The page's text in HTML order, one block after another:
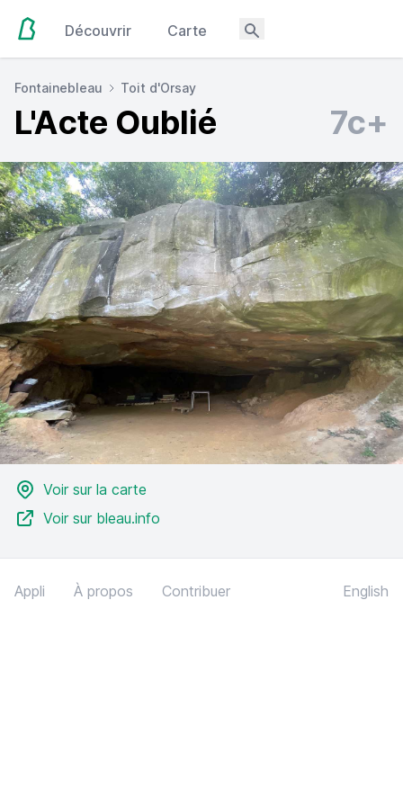
Découvrir Carte
Fontainebleau Toit d'Orsay
L'Acte Oublié 7c+
Voir sur la carte
Voir sur bleau.info
Appli À propos Contribuer English